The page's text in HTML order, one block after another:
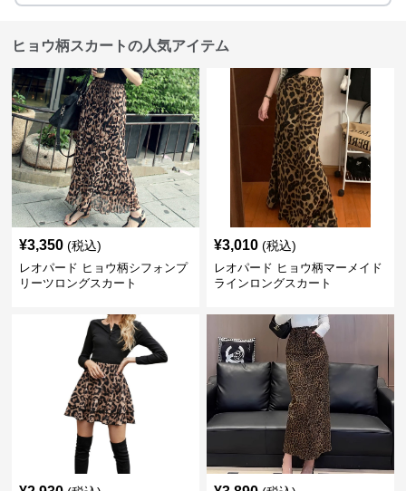
ヒョウ柄スカートの人気アイテム
¥3,350 (税込)
レオパード ヒョウ柄シフォンプ
リーツロングスカート
¥3,010 (税込)
レオパード ヒョウ柄マーメイド
ラインロングスカート